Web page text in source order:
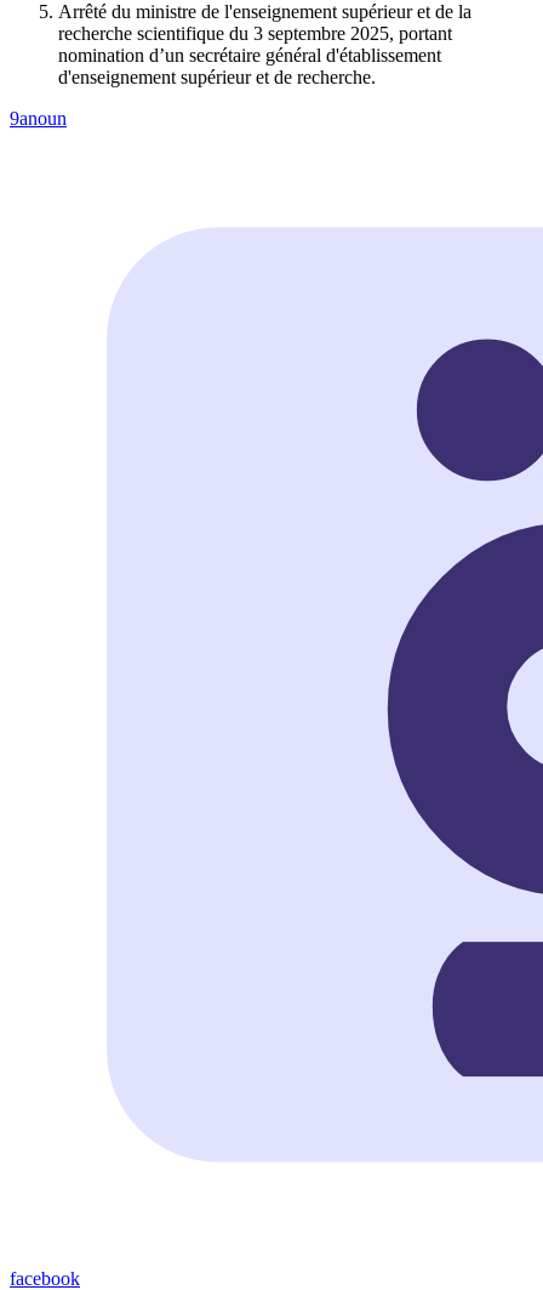
Arrêté du ministre de l'enseignement supérieur et de la
recherche scientifique du 3 septembre 2025, portant
nomination d’un secrétaire général d'établissement
d'enseignement supérieur et de recherche.
9anoun
facebook